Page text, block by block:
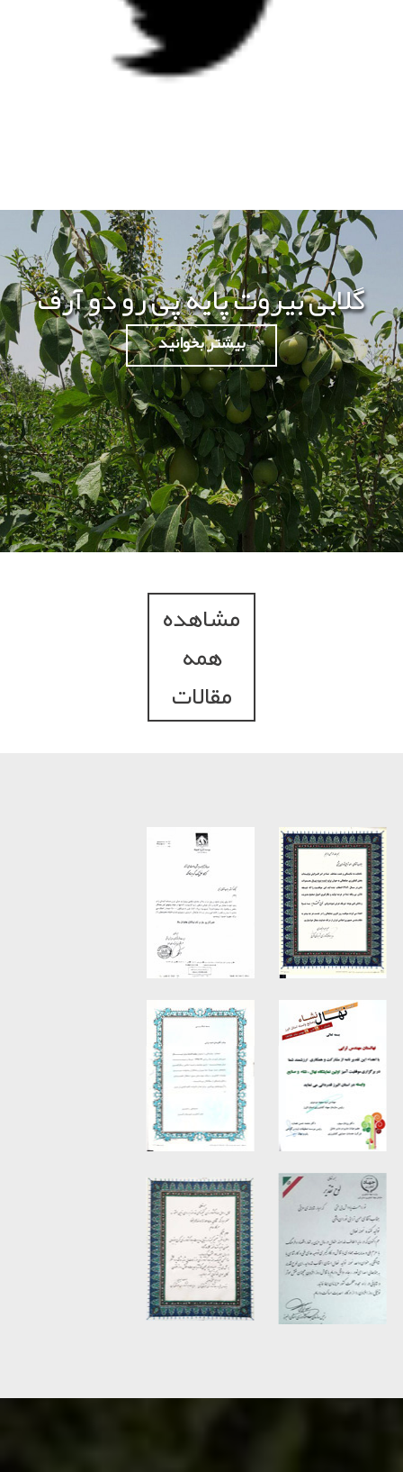
گلابی بیروت پایه پی رو دو آرف
بیشتر بخوانید
مشاهده
همه
مقالات